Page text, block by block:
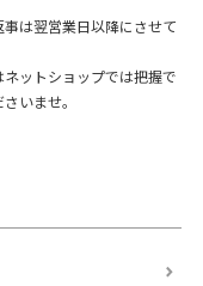
は翌営業日以降にさせて
ットショップでは把握で
いませ。